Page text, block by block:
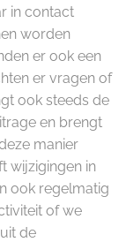
in contact
worden
er ook een
er vragen of
ook steeds de
en brengt
manier
wijzigingen in
ook regelmatig
of we
de